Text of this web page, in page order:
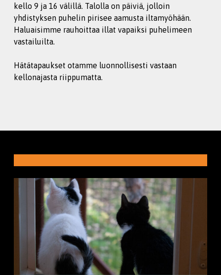
kello 9 ja 16 välillä. Talolla on päiviä, jolloin
yhdistyksen puhelin pirisee aamusta iltamyöhään.
Haluaisimme rauhoittaa illat vapaiksi puhelimeen
vastailuilta.
Hätätapaukset otamme luonnollisesti vastaan
kellonajasta riippumatta.